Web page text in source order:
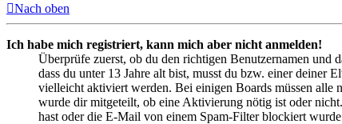
Nach oben
Ich habe mich registriert, kann mich aber nicht anmelden!
Überprüfe zuerst, ob du den richtigen Benutzernamen und
dass du unter 13 Jahre alt bist, musst du bzw. einer deiner
vielleicht aktiviert werden. Bei einigen Boards müssen alle
wurde dir mitgeteilt, ob eine Aktivierung nötig ist oder
hast oder die E-Mail von einem Spam-Filter blockiert